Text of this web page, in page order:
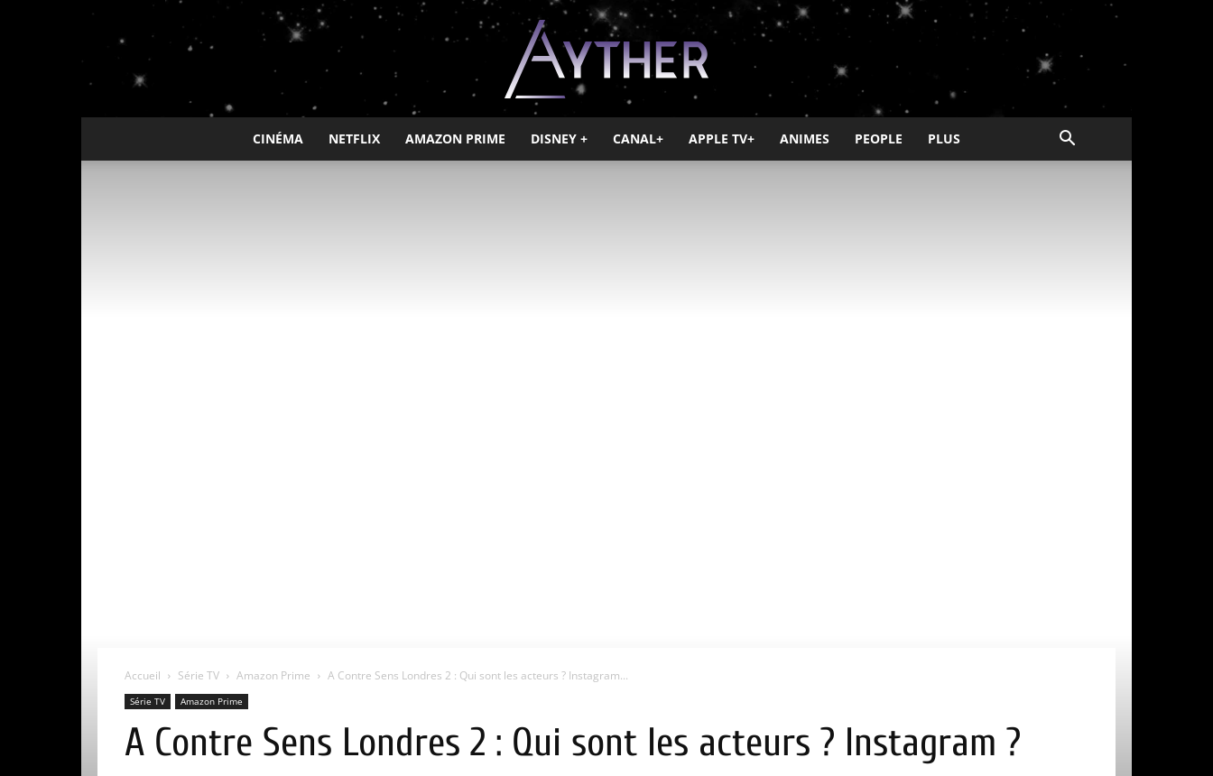
Ayther
CINÉMA NETFLIX AMAZON PRIME DISNEY + CANAL+ APPLE TV+ ANIMES PEOPLE PLUS
Accueil Série TV Amazon Prime A Contre Sens Londres 2 : Qui sont les acteurs ? Instagram...
Série TV Amazon Prime
A Contre Sens Londres 2 : Qui sont les acteurs ? Instagram ?